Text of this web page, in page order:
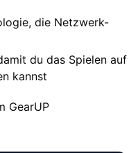
die Netzwerk-
du das Spielen auf
kannst
GearUP